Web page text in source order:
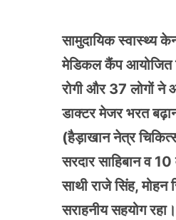
सामुदायिक स्वास्थ्य
मेडिकल कैंप आयोजित
रोगी और 37 लोगों ने
डाक्टर मेजर भरत
(हैड़ाखान नेत्र
सरदार साहिबान व
साथी राजे सिंह,
सराहनीय सहयोग